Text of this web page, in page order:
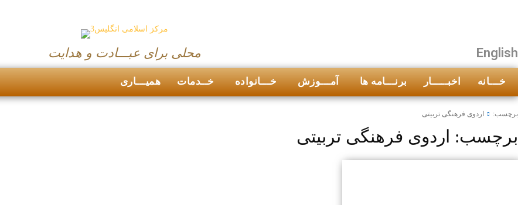
محلی برای عبـــادت و هدایت English
همیـــاری خــدمات خـــانواده آمـــوزش برنـــامه ها اخبـــــار خـــانه
برچسب: اردوی فرهنگی تربیتی
برچسب: اردوی فرهنگی تربیتی